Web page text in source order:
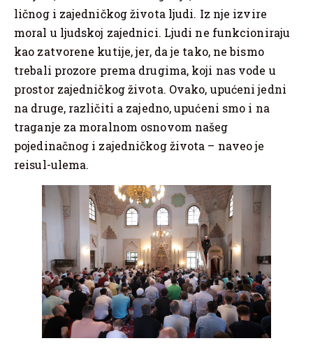
ličnog i zajedničkog života ljudi. Iz nje izvire
moral u ljudskoj zajednici. Ljudi ne funkcioniraju
kao zatvorene kutije, jer, da je tako, ne bismo
trebali prozore prema drugima, koji nas vode u
prostor zajedničkog života. Ovako, upućeni jedni
na druge, različiti a zajedno, upućeni smo i na
traganje za moralnom osnovom našeg
pojedinačnog i zajedničkog života – naveo je
reisul-ulema.